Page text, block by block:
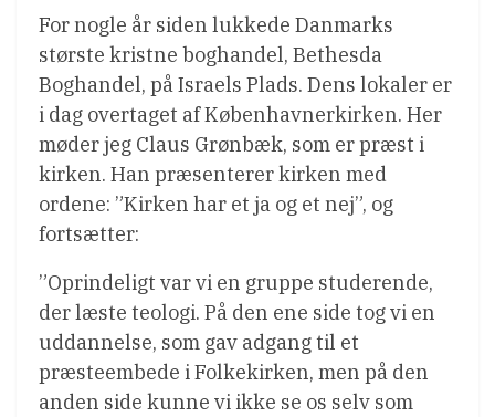
For nogle år siden lukkede Danmarks
største kristne boghandel, Bethesda
Boghandel, på Israels Plads. Dens lokaler er
i dag overtaget af Københavnerkirken. Her
møder jeg Claus Grønbæk, som er præst i
kirken. Han præsenterer kirken med
ordene: ”Kirken har et ja og et nej”, og
fortsætter:
”Oprindeligt var vi en gruppe studerende,
der læste teologi. På den ene side tog vi en
uddannelse, som gav adgang til et
præsteembede i Folkekirken, men på den
anden side kunne vi ikke se os selv som